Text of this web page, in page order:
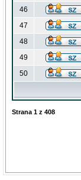
46
47
48
49
50
Strana 1 z 408